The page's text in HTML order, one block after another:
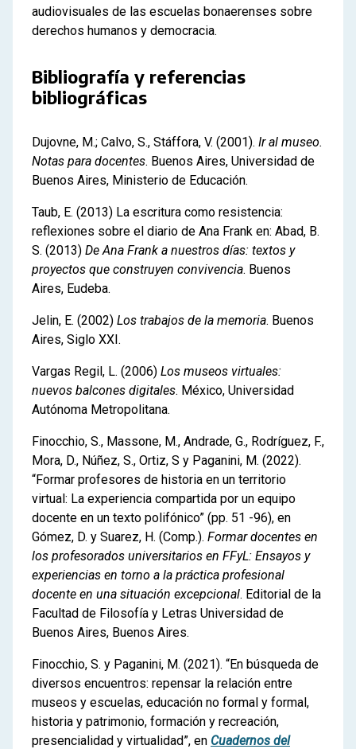
audiovisuales de las escuelas bonaerenses sobre
derechos humanos y democracia.
Bibliografía y referencias
bibliográficas
Dujovne, M.; Calvo, S., Stáffora, V. (2001). Ir al museo.
Notas para docentes. Buenos Aires, Universidad de
Buenos Aires, Ministerio de Educación.
Taub, E. (2013) La escritura como resistencia:
reflexiones sobre el diario de Ana Frank en: Abad, B.
S. (2013) De Ana Frank a nuestros días: textos y
proyectos que construyen convivencia. Buenos
Aires, Eudeba.
Jelin, E. (2002) Los trabajos de la memoria. Buenos
Aires, Siglo XXI.
Vargas Regil, L. (2006) Los museos virtuales:
nuevos balcones digitales. México, Universidad
Autónoma Metropolitana.
Finocchio, S., Massone, M., Andrade, G., Rodríguez, F.,
Mora, D., Núñez, S., Ortiz, S y Paganini, M. (2022).
“Formar profesores de historia en un territorio
virtual: La experiencia compartida por un equipo
docente en un texto polifónico” (pp. 51 -96), en
Gómez, D. y Suarez, H. (Comp.). Formar docentes en
los profesorados universitarios en FFyL: Ensayos y
experiencias en torno a la práctica profesional
docente en una situación excepcional. Editorial de la
Facultad de Filosofía y Letras Universidad de
Buenos Aires, Buenos Aires.
Finocchio, S. y Paganini, M. (2021). “En búsqueda de
diversos encuentros: repensar la relación entre
museos y escuelas, educación no formal y formal,
historia y patrimonio, formación y recreación,
presencialidad y virtualidad”, en Cuadernos del